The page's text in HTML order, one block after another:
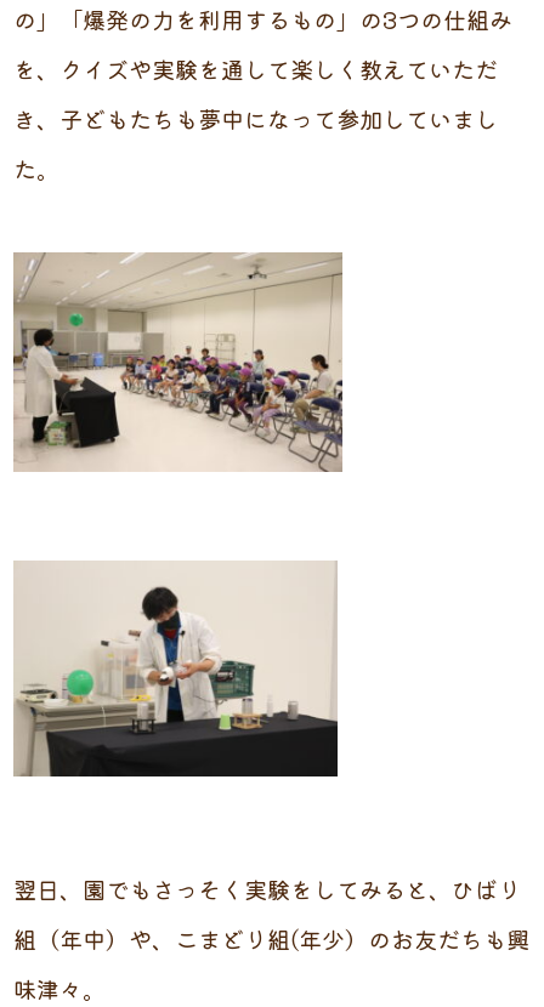
の」「爆発の力を利用するもの」の3つの仕組み
を、クイズや実験を通して楽しく教えていただ
き、子どもたちも夢中になって参加していまし
た。
翌日、園でもさっそく実験をしてみると、ひばり
組（年中）や、こまどり組(年少）のお友だちも興
味津々。